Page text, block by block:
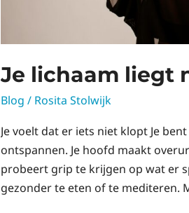
Je lichaam liegt
Blog / Rosita Stolwijk
Je voelt dat er iets niet klopt Je
ontspannen. Je hoofd maakt
probeert grip te krijgen op wat er
gezonder te eten of te mediteren.